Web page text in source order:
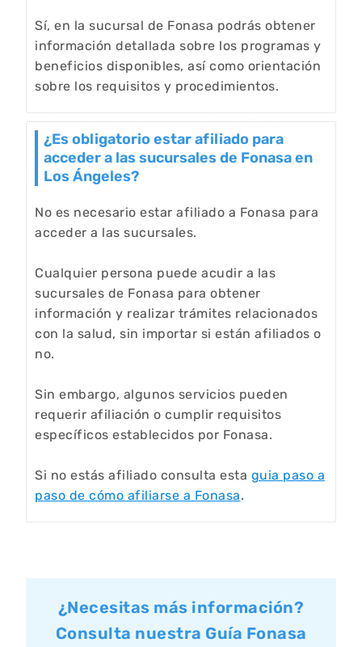
Sí, en la sucursal de Fonasa podrás obtener
información detallada sobre los programas y
beneficios disponibles, así como orientación
sobre los requisitos y procedimientos.
¿Es obligatorio estar afiliado para
acceder a las sucursales de Fonasa en
Los Ángeles?
No es necesario estar afiliado a Fonasa para
acceder a las sucursales.
Cualquier persona puede acudir a las
sucursales de Fonasa para obtener
información y realizar trámites relacionados
con la salud, sin importar si están afiliados o
no.
Sin embargo, algunos servicios pueden
requerir afiliación o cumplir requisitos
específicos establecidos por Fonasa.
Si no estás afiliado consulta esta guia paso a
paso de cómo afiliarse a Fonasa.
¿Necesitas más información?
Consulta nuestra Guía Fonasa